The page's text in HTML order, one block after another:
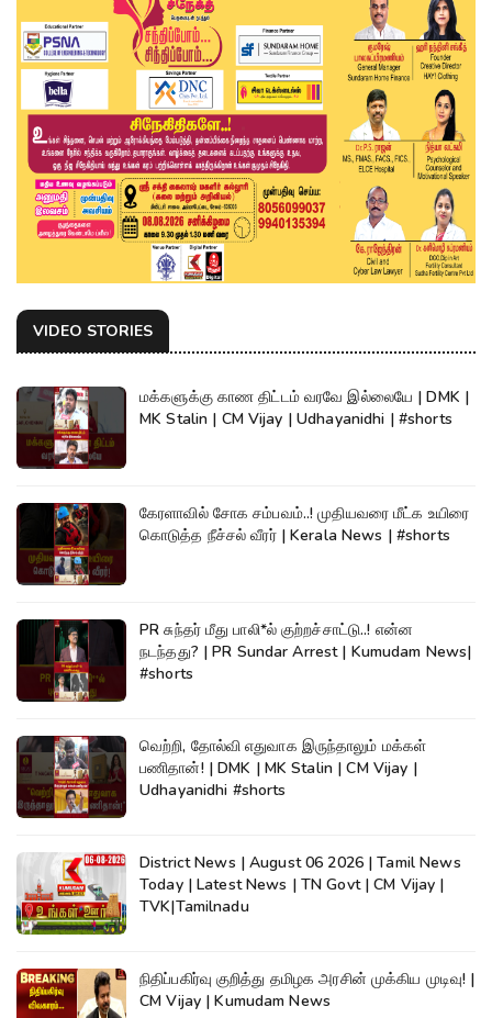
VIDEO STORIES
மக்களுக்கு காண திட்டம் வரவே இல்லையே | DMK |
MK Stalin | CM Vijay | Udhayanidhi | #shorts
கேரளாவில் சோக சம்பவம்..! முதியவரை மீட்க உயிரை
கொடுத்த நீச்சல் வீரர் | Kerala News | #shorts
PR சுந்தர் மீது பாலி*ல் குற்றச்சாட்டு..! என்ன
நடந்தது? | PR Sundar Arrest | Kumudam News|
#shorts
வெற்றி, தோல்வி எதுவாக இருந்தாலும் மக்கள்
பணிதான்! | DMK | MK Stalin | CM Vijay |
Udhayanidhi #shorts
District News | August 06 2026 | Tamil News
Today | Latest News | TN Govt | CM Vijay |
TVK|Tamilnadu
நிதிப்பகிர்வு குறித்து தமிழக அரசின் முக்கிய முடிவு! |
CM Vijay | Kumudam News